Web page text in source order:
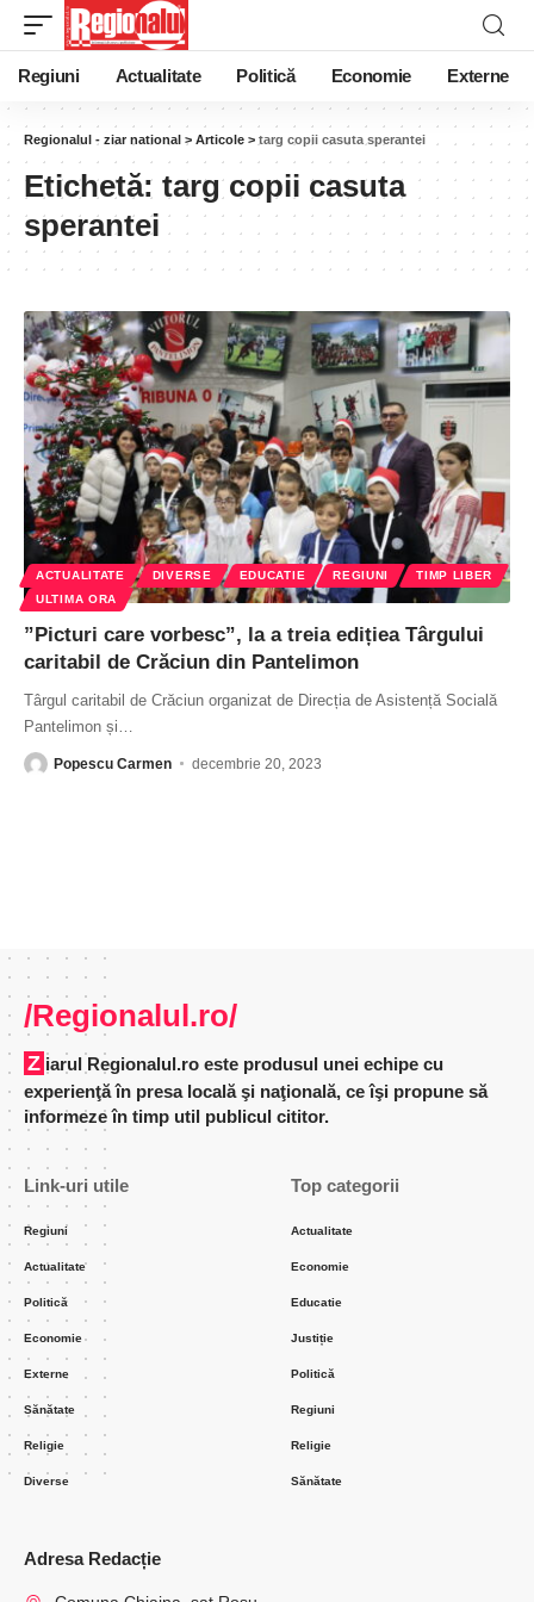
Regiuni Actualitate Politică Economie Externe
Regionalul - ziar national > Articole > targ copii casuta sperantei
Etichetă: targ copii casuta
sperantei
ACTUALITATE DIVERSE EDUCATIE REGIUNI
TIMP LIBER
ULTIMA ORA
”Picturi care vorbesc”, la a treia edițiea Târgului
caritabil de Crăciun din Pantelimon
Târgul caritabil de Crăciun organizat de Direcția de Asistență Socială
Pantelimon și
Popescu Carmen decembrie 20, 2023
/Regionalul.ro/
Ziarul Regionalul.ro este produsul unei echipe cu
experienţă în presa locală şi naţională, ce îşi propune să
informeze în timp util publicul cititor.
Link-uri utile
Regiuni
Actualitate
Politică
Economie
Externe
Sănătate
Religie
Diverse
Top categorii
Actualitate
Economie
Educatie
Justiție
Politică
Regiuni
Religie
Sănătate
Adresa Redacție